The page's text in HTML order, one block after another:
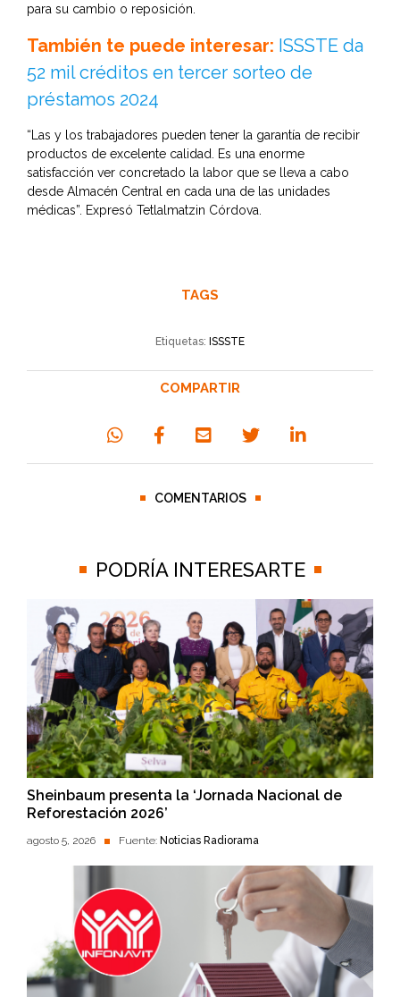
para su cambio o reposición.
También te puede interesar: ISSSTE da
52 mil créditos en tercer sorteo de
préstamos 2024
“Las y los trabajadores pueden tener la garantía de recibir
productos de excelente calidad. Es una enorme
satisfacción ver concretado la labor que se lleva a cabo
desde Almacén Central en cada una de las unidades
médicas”. Expresó Tetlalmatzin Córdova.
TAGS
Etiquetas: ISSSTE
COMPARTIR
COMENTARIOS
PODRÍA INTERESARTE
Sheinbaum presenta la ‘Jornada Nacional de
Reforestación 2026’
agosto 5, 2026 Fuente: Noticias Radiorama